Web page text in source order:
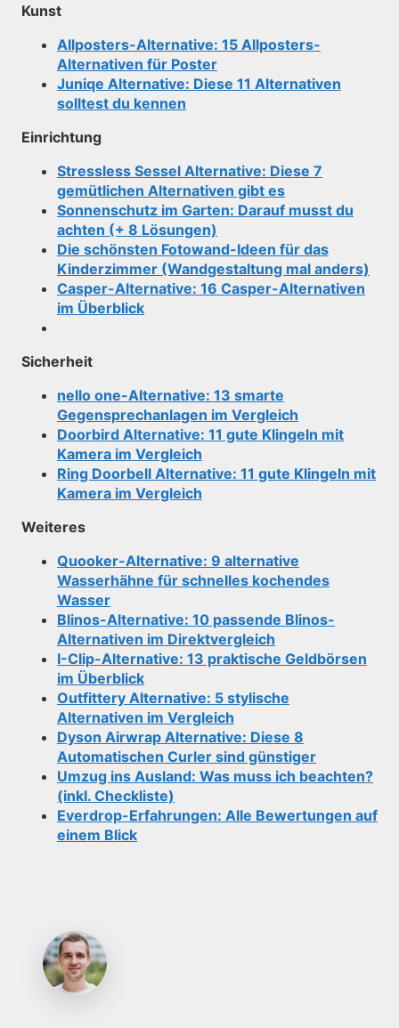
Kunst
Allposters-Alternative: 15 Allposters-
Alternativen für Poster
Juniqe Alternative: Diese 11 Alternativen
solltest du kennen
Einrichtung
Stressless Sessel Alternative: Diese 7
gemütlichen Alternativen gibt es
Sonnenschutz im Garten: Darauf musst du
achten (+ 8 Lösungen)
Die schönsten Fotowand-Ideen für das
Kinderzimmer (Wandgestaltung mal anders)
Casper-Alternative: 16 Casper-Alternativen
im Überblick
Sicherheit
nello one-Alternative: 13 smarte
Gegensprechanlagen im Vergleich
Doorbird Alternative: 11 gute Klingeln mit
Kamera im Vergleich
Ring Doorbell Alternative: 11 gute Klingeln mit
Kamera im Vergleich
Weiteres
Quooker-Alternative: 9 alternative
Wasserhähne für schnelles kochendes
Wasser
Blinos-Alternative: 10 passende Blinos-
Alternativen im Direktvergleich
I-Clip-Alternative: 13 praktische Geldbörsen
im Überblick
Outfittery Alternative: 5 stylische
Alternativen im Vergleich
Dyson Airwrap Alternative: Diese 8
Automatischen Curler sind günstiger
Umzug ins Ausland: Was muss ich beachten?
(inkl. Checkliste)
Everdrop-Erfahrungen: Alle Bewertungen auf
einem Blick